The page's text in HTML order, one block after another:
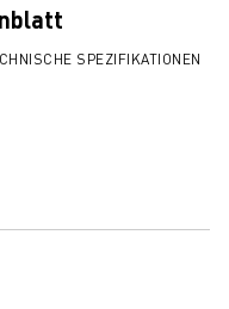
SPEZIFIKATIONEN